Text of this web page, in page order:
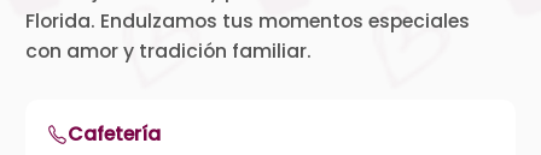
Florida. Endulzamos tus momentos especiales
con amor y tradición familiar.
Cafetería